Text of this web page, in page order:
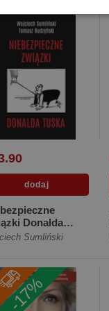
Donalda
[Miękka]
Sumliński
-17%